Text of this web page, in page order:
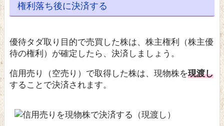
権利落ち後に決済する
優待タダ取り目的で売買した株は、株主権利（株主優
待の権利）が確定したら、決済しましょう。
信用売り（空売り）で取得した株は、現物株を現渡し
することで決済されます。